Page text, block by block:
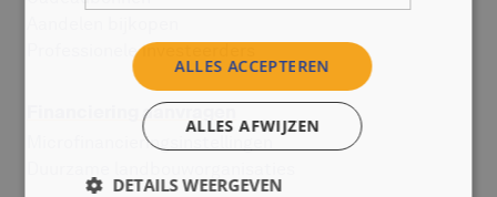
Professionele investeerders
Financiering aanvragen
Microfinancieringsinstellingen
ALLES ACCEPTEREN
ALLES AFWIJZEN
DETAILS WEERGEVEN